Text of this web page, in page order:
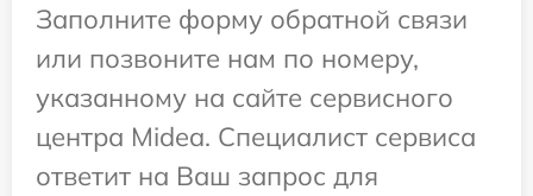
Заполните форму обратной связи
или позвоните нам по номеру,
указанному на сайте сервисного
центра Midea. Специалист сервиса
ответит на Ваш запрос для